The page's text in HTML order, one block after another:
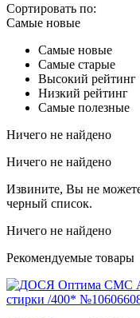
Сортировать по:
Самые новые
Самые новые
Самые старые
Высокий рейтинг
Низкий рейтинг
Самые полезные
Ничего не найдено
Ничего не найдено
Извините, Вы не
черный список.
Ничего не найдено
Рекомендуемые товары